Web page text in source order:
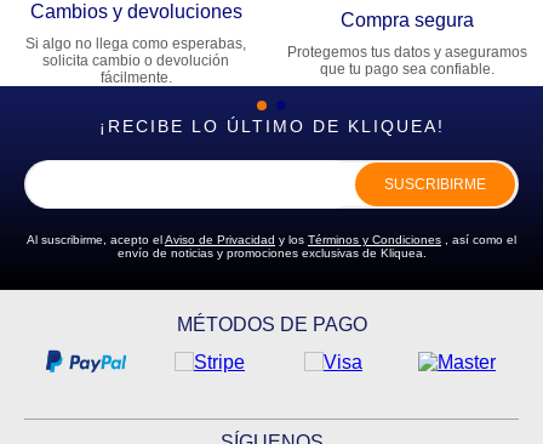
Cambios y devoluciones
Si algo no llega como esperabas,
solicita cambio o devolución
fácilmente.
Compra segura
Protegemos tus datos y aseguramos
que tu pago sea confiable.
¡RECIBE LO ÚLTIMO DE KLIQUEA!
SUSCRIBIRME
Al suscribirme, acepto elAviso de Privacidad y los Términos y Condiciones , así como el
envío de noticias y promociones exclusivas de Kliquea.
MÉTODOS DE PAGO